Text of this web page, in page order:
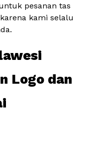
pesanan tas
kami selalu
Logo dan